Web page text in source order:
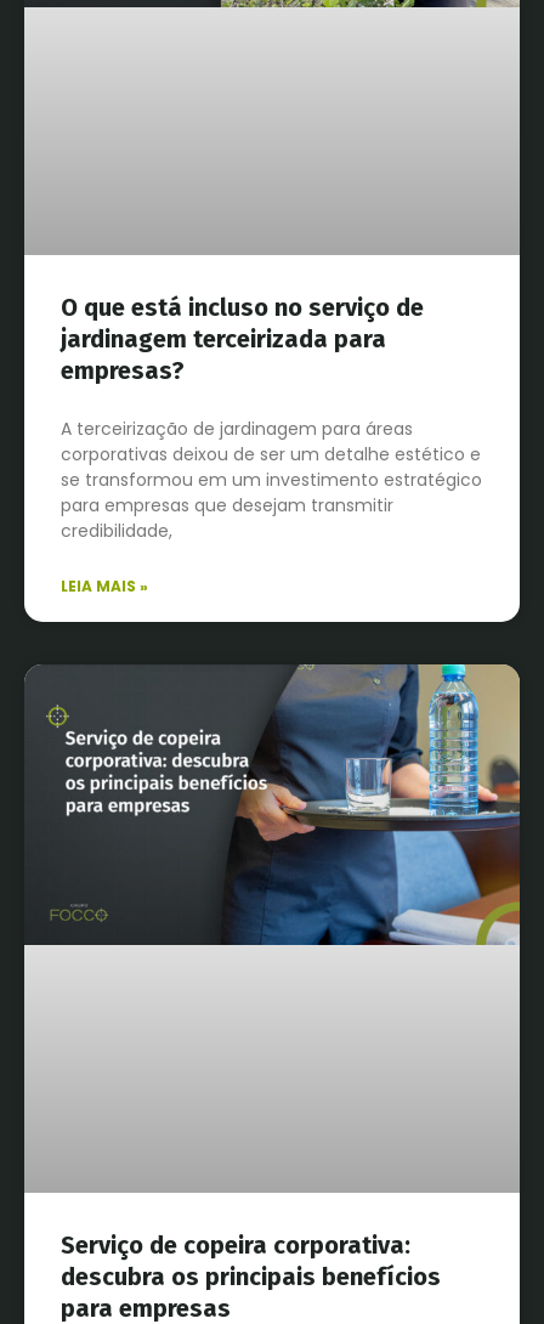
O que está incluso no serviço de
jardinagem terceirizada para
empresas?
A terceirização de jardinagem para áreas
corporativas deixou de ser um detalhe estético e
se transformou em um investimento estratégico
para empresas que desejam transmitir
credibilidade,
LEIA MAIS »
Serviço de copeira corporativa:
descubra os principais benefícios
para empresas